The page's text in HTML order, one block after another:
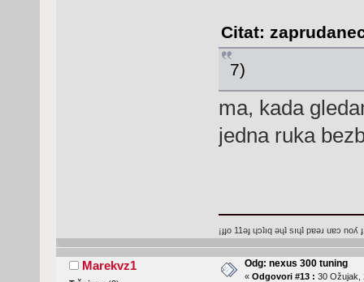
Citat:
7)
ma, kada
jedna ruka
¡ɟɟo 11ǝɟ ɥɔʇıq ǝɥʇ sıɥʇ pɐǝɹ uɐɔ noʎ
Marekvz1 Odg: nexus 300 tuning
« Odgovori #13 : 30 Ožujak,